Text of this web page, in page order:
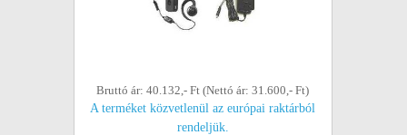
Bruttó ár: 40.132,- Ft (Nettó ár: 31.600,- Ft)
A terméket közvetlenül az európai raktárból
rendeljük.